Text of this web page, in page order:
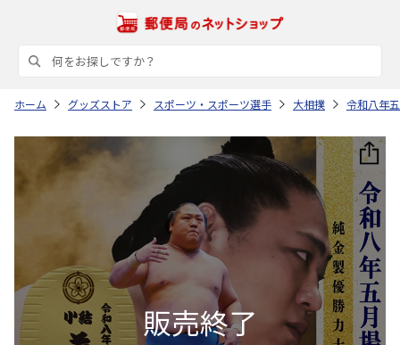
ホーム グッズストア スポーツ・スポーツ選手 大相撲 令和八年